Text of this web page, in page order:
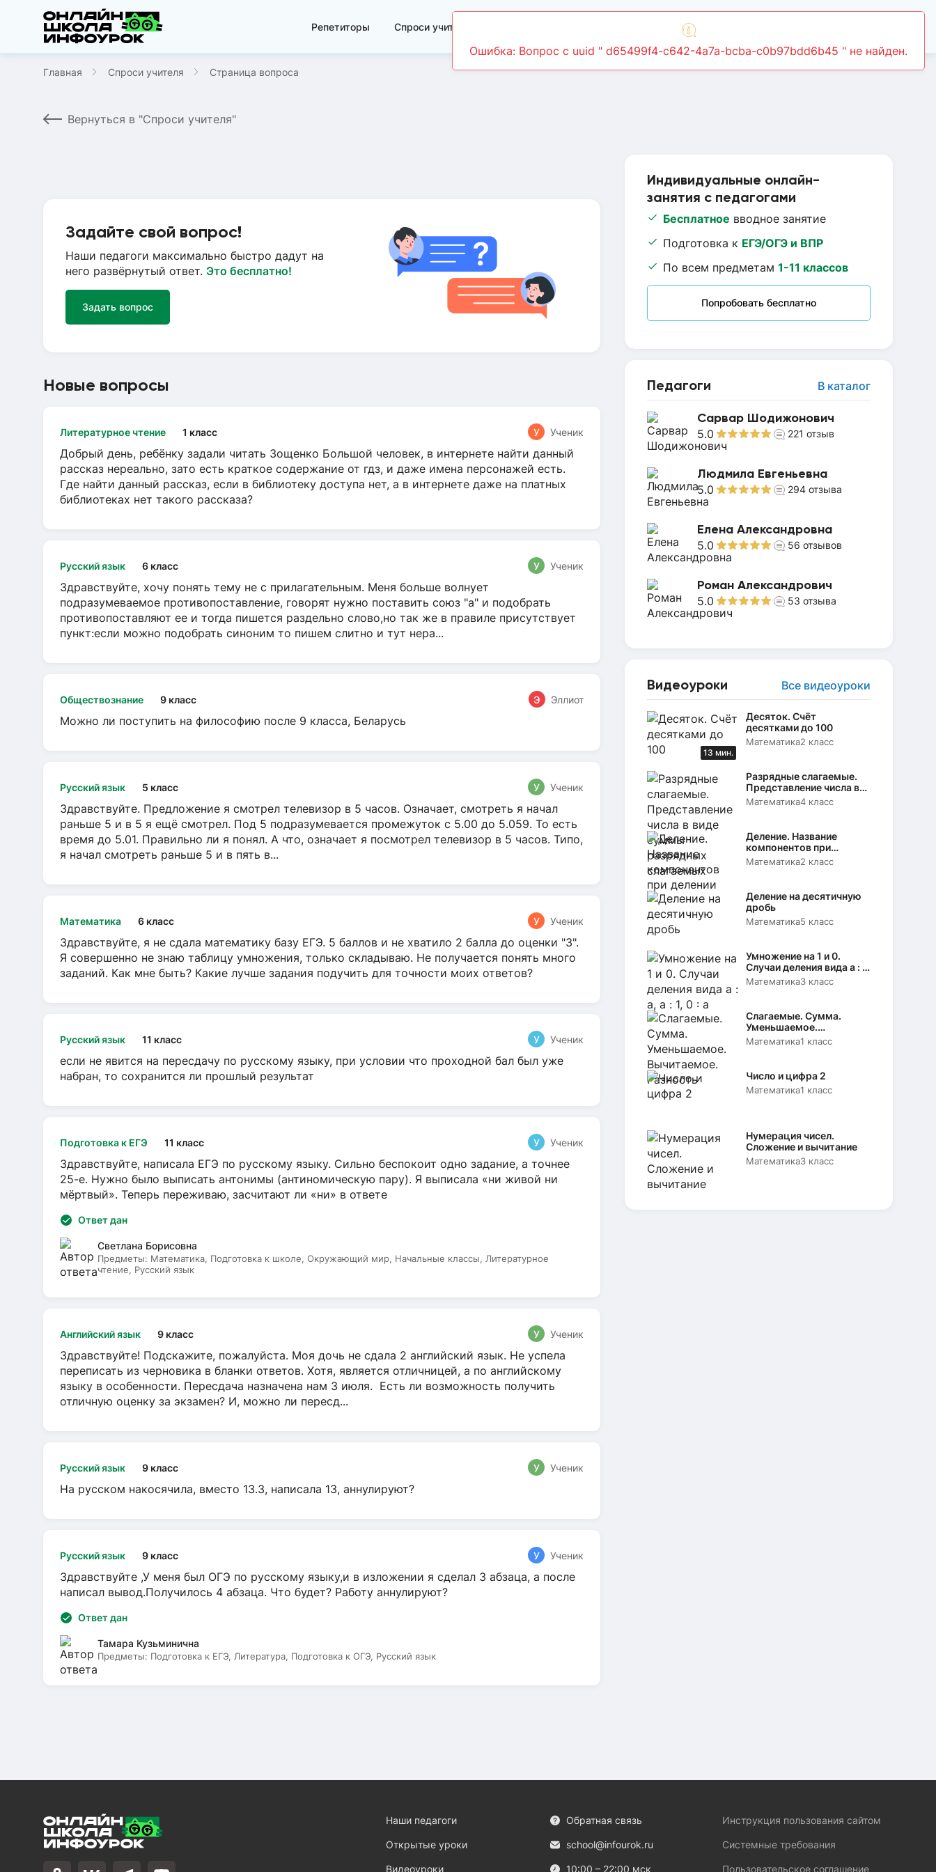
Репетиторы Спроси учителя
Главная Спроси учителя Страница вопроса
Вернуться в "Спроси учителя"
Индивидуальные онлайн-
занятия с педагогами
Бесплатное вводное занятие
Подготовка к ЕГЭ/ОГЭ и ВПР
По всем предметам 1-11 классов
Попробовать бесплатно
Педагоги В каталог
Сарвар Шодижонович
5.0 221 отзыв
Людмила Евгеньевна
5.0 294 отзыва
Елена Александровна
5.0 56 отзывов
Роман Александрович
5.0 53 отзыва
Видеоуроки Все видеоуроки
13 мин.
Десяток. Счёт
десятками до 100
Математика2 класс
Разрядные слагаемые.
Представление числа в
виде суммы разрядных
Математика4 класс
Деление. Название
компонентов при
делении
Математика2 класс
Деление на десятичную
дробь
Математика5 класс
Умножение на 1 и 0.
Случаи деления вида а : а,
а : 1, 0 : а
Математика3 класс
Слагаемые. Сумма.
Уменьшаемое.
Вычитаемое. Разность
Математика1 класс
Число и цифра 2
Математика1 класс
Нумерация чисел.
Сложение и вычитание
Математика3 класс
Задайте свой вопрос!
Наши педагоги максимально быстро дадут на
него развёрнутый ответ. Это бесплатно!
Задать вопрос
Новые вопросы
Литературное чтение 1 класс У Ученик
Добрый день, ребёнку задали читать Зощенко Большой человек, в интернете найти данный
рассказ нереально, зато есть краткое содержание от гдз, и даже имена персонажей есть.
Где найти данный рассказ, если в библиотеку доступа нет, а в интернете даже на платных
библиотеках нет такого рассказа?
Русский язык 6 класс У Ученик
Здравствуйте, хочу понять тему не с прилагательным. Меня больше волнует
подразумеваемое противопоставление, говорят нужно поставить союз "а" и подобрать
противопоставляют ее и тогда пишется раздельно слово,но так же в правиле присутствует
пункт:если можно подобрать синоним то пишем слитно и тут нера...
Обществознание 9 класс Э Эллиот
Можно ли поступить на философию после 9 класса, Беларусь
Русский язык 5 класс У Ученик
Здравствуйте. Предложение я смотрел телевизор в 5 часов. Означает, смотреть я начал
раньше 5 и в 5 я ещё смотрел. Под 5 подразумевается промежуток с 5.00 до 5.059. То есть
время до 5.01. Правильно ли я понял. А что, означает я посмотрел телевизор в 5 часов. Типо,
я начал смотреть раньше 5 и в пять в...
Математика 6 класс У Ученик
Здравствуйте, я не сдала математику базу ЕГЭ. 5 баллов и не хватило 2 балла до оценки "3".
Я совершенно не знаю таблицу умножения, только складываю. Не получается понять много
заданий. Как мне быть? Какие лучше задания подучить для точности моих ответов?
Русский язык 11 класс У Ученик
если не явится на пересдачу по русскому языку, при условии что проходной бал был уже
набран, то сохранится ли прошлый результат
Подготовка к ЕГЭ 11 класс У Ученик
Здравствуйте, написала ЕГЭ по русскому языку. Сильно беспокоит одно задание, а точнее
25-е. Нужно было выписать антонимы (антиномическую пару). Я выписала «ни живой ни
мёртвый». Теперь переживаю, засчитают ли «ни» в ответе
Ответ дан
Светлана Борисовна
Предметы: Математика, Подготовка к школе, Окружающий мир, Начальные классы, Литературное
чтение, Русский язык
Английский язык 9 класс У Ученик
Здравствуйте! Подскажите, пожалуйста. Моя дочь не сдала 2 английский язык. Не успела
переписать из черновика в бланки ответов. Хотя, является отличницей, а по английскому
языку в особенности. Пересдача назначена нам 3 июля. Есть ли возможность получить
отличную оценку за экзамен? И, можно ли пересд...
Русский язык 9 класс У Ученик
На русском накосячила, вместо 13.3, написала 13, аннулируют?
Русский язык 9 класс У Ученик
Здравствуйте ,У меня был ОГЭ по русскому языку,и в изложении я сделал 3 абзаца, а после
написал вывод.Получилось 4 абзаца. Что будет? Работу аннулируют?
Ответ дан
Тамара Кузьминична
Предметы: Подготовка к ЕГЭ, Литература, Подготовка к ОГЭ, Русский язык
Наши педагоги
Открытые уроки
Видеоуроки
Обратная связь
school@infourok.ru
10:00 – 22:00 мск
Инструкция пользования сайтом
Системные требования
Пользовательское соглашение